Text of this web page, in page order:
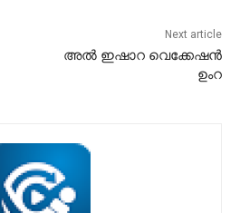
Next article
അൽ ഇഷാറ വെക്കേഷൻ
ഉംറ